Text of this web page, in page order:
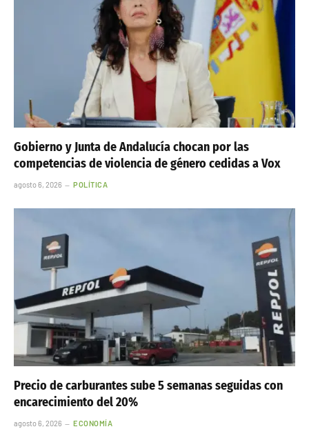
Gobierno y Junta de Andalucía chocan por las
competencias de violencia de género cedidas a Vox
agosto 6, 2026 POLÍTICA
Precio de carburantes sube 5 semanas seguidas con
encarecimiento del 20%
agosto 6, 2026 ECONOMÍA